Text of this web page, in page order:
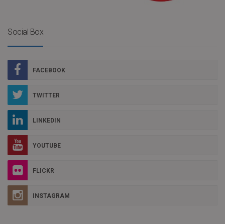
Social Box
FACEBOOK
TWITTER
LINKEDIN
YOUTUBE
FLICKR
INSTAGRAM